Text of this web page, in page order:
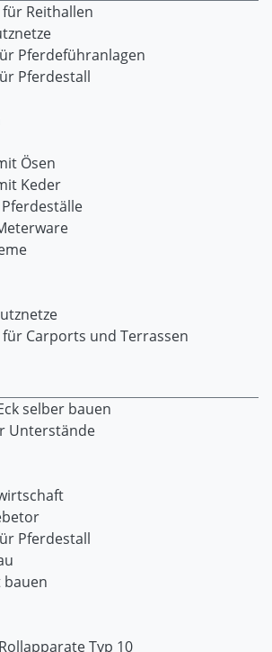
Reithallen
Pferdeführanlagen
Pferdestall
Ösen
Keder
Carports und Terrassen
selber bauen
Unterstände
Pferdestall
bauen
Typ 10